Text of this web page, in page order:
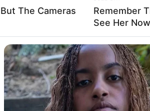
Auf Quermania werben
The Cameras
Remember
See Her Now